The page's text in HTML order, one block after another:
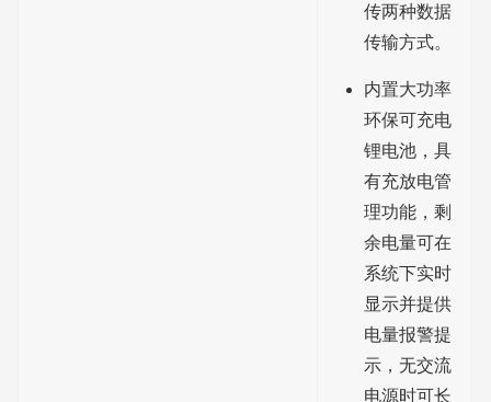
传两种数据
传输方式。
内置大功率
环保可充电
锂电池，具
有充放电管
理功能，剩
余电量可在
系统下实时
显示并提供
电量报警提
示，无交流
电源时可长